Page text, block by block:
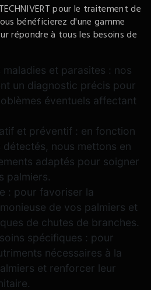
pour le traitement de
bénéficierez d'une gamme
répondre à tous les besoins de
et parasites : nos
un diagnostic précis pour
éventuels affectant
et préventif : en fonction
nous mettons en
adaptés pour soigner
palmiers.
: pour favoriser la
de vos palmiers et
de chutes de branches.
spécifiques : pour
nécessaires à la
et renforcer leur